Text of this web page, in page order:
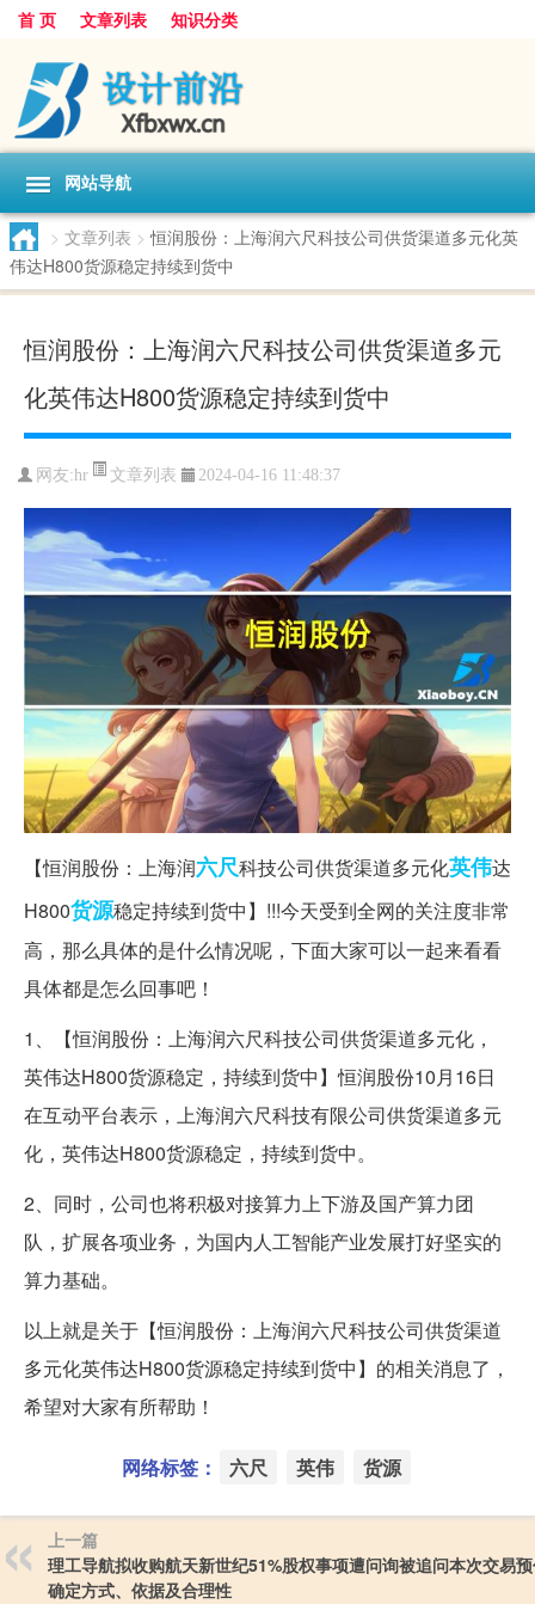
首 页 文章列表 知识分类
网站导航
> 文章列表 > 恒润股份：上海润六尺科技公司供货渠道多元化英
伟达H800货源稳定持续到货中
恒润股份：上海润六尺科技公司供货渠道多元
化英伟达H800货源稳定持续到货中
网友:hr 文章列表 2024-04-16 11:48:37
【恒润股份：上海润六尺科技公司供货渠道多元化英伟达
H800货源稳定持续到货中】!!!今天受到全网的关注度非常
高，那么具体的是什么情况呢，下面大家可以一起来看看
具体都是怎么回事吧！
1、【恒润股份：上海润六尺科技公司供货渠道多元化，
英伟达H800货源稳定，持续到货中】恒润股份10月16日
在互动平台表示，上海润六尺科技有限公司供货渠道多元
化，英伟达H800货源稳定，持续到货中。
2、同时，公司也将积极对接算力上下游及国产算力团
队，扩展各项业务，为国内人工智能产业发展打好坚实的
算力基础。
以上就是关于【恒润股份：上海润六尺科技公司供货渠道
多元化英伟达H800货源稳定持续到货中】的相关消息了，
希望对大家有所帮助！
网络标签： 六尺 英伟 货源
上一篇
理工导航拟收购航天新世纪51%股权事项遭问询被追问本次交易
确定方式、依据及合理性